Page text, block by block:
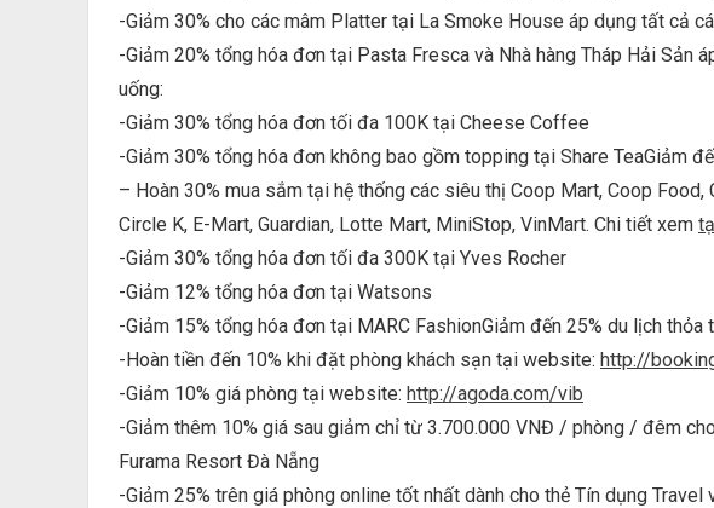
-Giảm 30% cho các mâm Platter tại La Smoke House áp dụng tất cả
-Giảm 20% tổng hóa đơn tại Pasta Fresca và Nhà hàng Tháp Hải Sản
uống:
-Giảm 30% tổng hóa đơn tối đa 100K tại Cheese Coffee
-Giảm 30% tổng hóa đơn không bao gồm topping tại Share TeaGiảm
– Hoàn 30% mua sắm tại hệ thống các siêu thị Coop Mart, Coop Food,
Circle K, E-Mart, Guardian, Lotte Mart, MiniStop, VinMart. Chi tiết xem
-Giảm 30% tổng hóa đơn tối đa 300K tại Yves Rocher
-Giảm 12% tổng hóa đơn tại Watsons
-Giảm 15% tổng hóa đơn tại MARC FashionGiảm đến 25% du lịch thỏa
-Hoàn tiền đến 10% khi đặt phòng khách sạn tại website: http://
-Giảm 10% giá phòng tại website: http://agoda.com/vib
-Giảm thêm 10% giá sau giảm chỉ từ 3.700.000 VNĐ / phòng / đêm
Furama Resort Đà Nẵng
-Giảm 25% trên giá phòng online tốt nhất dành cho thẻ Tín dụng